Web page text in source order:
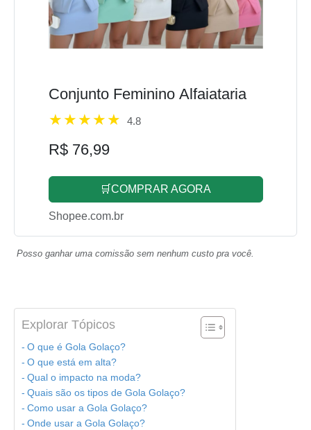
Conjunto Feminino Alfaiataria
4.8
R$ 76,99
🛒COMPRAR AGORA
Shopee.com.br
Posso ganhar uma comissão sem nenhum custo pra você.
Explorar Tópicos
O que é Gola Golaço?
O que está em alta?
Qual o impacto na moda?
Quais são os tipos de Gola Golaço?
Como usar a Gola Golaço?
Onde usar a Gola Golaço?